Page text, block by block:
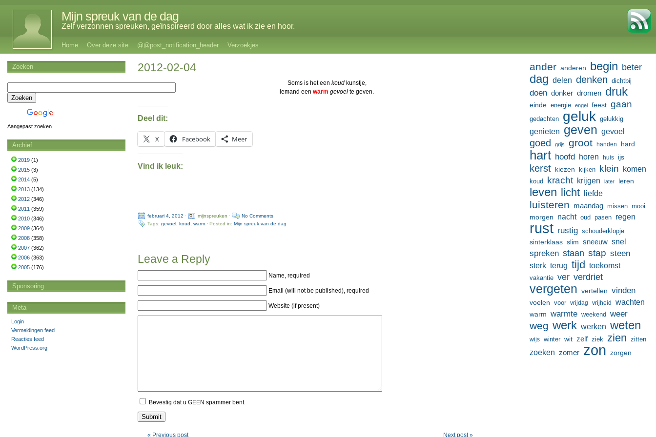
Mijn spreuk van de dag
Zelf verzonnen spreuken, geïnspireerd door alles wat ik zie en hoor.
Home Over deze site @@post_notification_header Verzoekjes
2012-02-04
Soms is het een koudkunstje,
iemand eenwarm gevoel te geven.
Deel dit:
X Facebook Meer
Vind ik leuk:
februari 4, 2012 · mijnspreuken ·
No Comments
Tags:gevoel ,koud ,warm · Posted in:Mijn spreuk van de dag
Leave a Reply
Name, required
Email (will not be published), required
Website (if present)
Bevestig dat u GEEN spammer bent.
« Previous post Next post »
ander anderen begin beter
dag delen denken dichtbij
doen donker dromen druk
einde energie engel feest gaan
gedachten geluk gelukkig
genieten geven gevoel
goed grijs groot handen hard
hart hoofd horen huis ijs
kerst kiezen kijken klein komen
koud kracht krijgen later leren
leven licht liefde
luisteren maandag missen mooi
morgen nacht oud pasen regen
rust rustig schouderklopje
sinterklaas slim sneeuw snel
spreken staan stap steen
sterk terug tijd toekomst
vakantie ver verdriet
vergeten vertellen vinden
voelen voor vrijdag vrijheid wachten
warm warmte weekend weer
weg werk werken weten
wijs winter wit zelf ziek zien zitten
zoeken zomer zon zorgen
Zoeken
Aangepast zoeken
Archief
2019 (1)
2015 (3)
2014 (5)
2013 (134)
2012 (346)
2011 (359)
2010 (346)
2009 (364)
2008 (358)
2007 (362)
2006 (363)
2005 (176)
Sponsoring
Meta
Login
Vermeldingen feed
Reacties feed
WordPress.org